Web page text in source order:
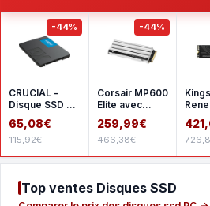
-44%
CRUCIAL -
Disque SSD -
500go - 25
pouces
65,08€
115,92€
-44%
Corsair MP600
Elite avec
To pour PS5
259,99€
466,38€
Top ventes Disques SSD